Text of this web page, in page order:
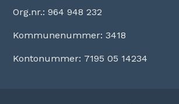
Org.nr.: 964 948 232
Kommunenummer: 3418
Kontonummer: 7195 05 14234